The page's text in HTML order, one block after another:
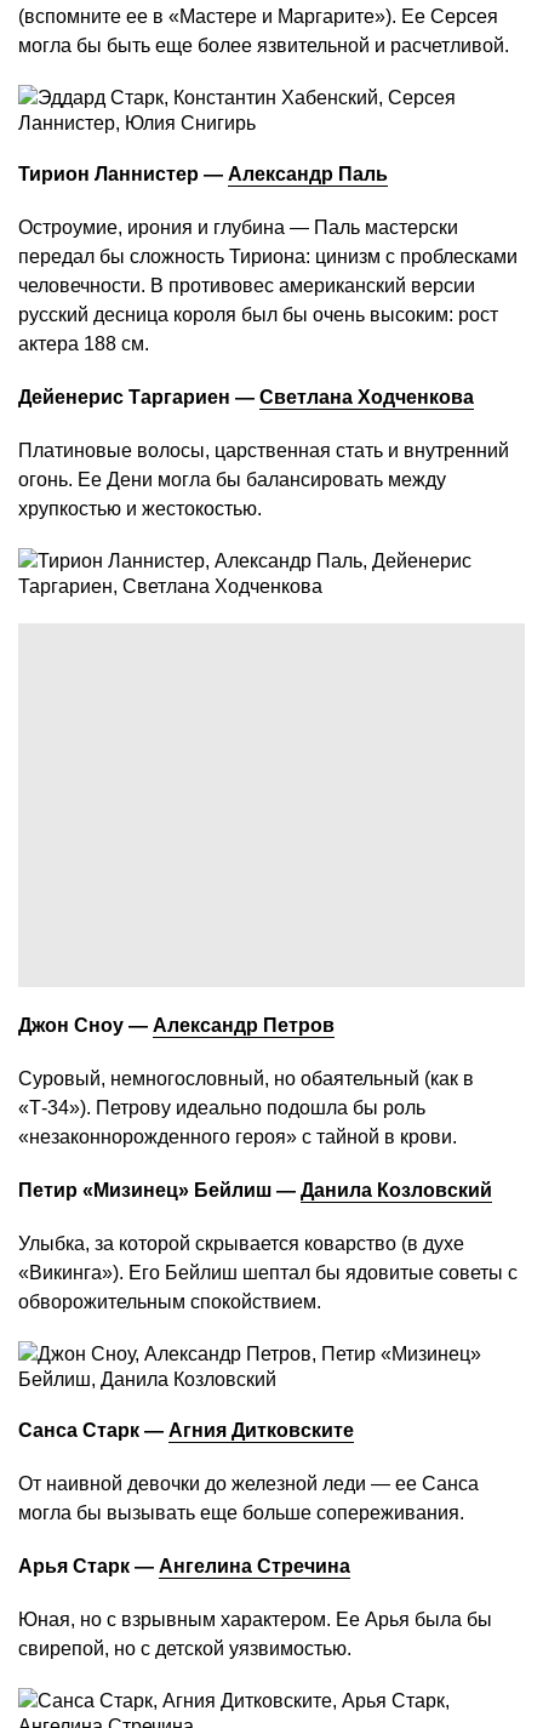
(вспомните ее в «Мастере и Маргарите»). Ее Серсея
могла бы быть еще более язвительной и расчетливой.
Тирион Ланнистер — Александр Паль
Остроумие, ирония и глубина — Паль мастерски
передал бы сложность Тириона: цинизм с проблесками
человечности. В противовес американский версии
русский десница короля был бы очень высоким: рост
актера 188 см.
Дейенерис Таргариен — Светлана Ходченкова
Платиновые волосы, царственная стать и внутренний
огонь. Ее Дени могла бы балансировать между
хрупкостью и жестокостью.
Джон Сноу — Александр Петров
Суровый, немногословный, но обаятельный (как в
«Т-34»). Петрову идеально подошла бы роль
«незаконнорожденного героя» с тайной в крови.
Петир «Мизинец» Бейлиш — Данила Козловский
Улыбка, за которой скрывается коварство (в духе
«Викинга»). Его Бейлиш шептал бы ядовитые советы с
обворожительным спокойствием.
Санса Старк — Агния Дитковските
От наивной девочки до железной леди — ее Санса
могла бы вызывать еще больше сопереживания.
Арья Старк — Ангелина Стречина
Юная, но с взрывным характером. Ее Арья была бы
свирепой, но с детской уязвимостью.